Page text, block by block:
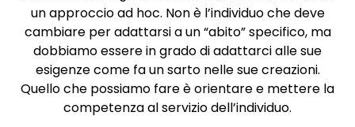
un approccio ad hoc. Non è l’individuo che deve
cambiare per adattarsi a un “abito” specifico, ma
dobbiamo essere in grado di adattarci alle sue
esigenze come fa un sarto nelle sue creazioni.
Quello che possiamo fare è orientare e mettere la
competenza al servizio dell’individuo.